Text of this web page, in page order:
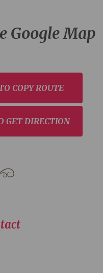
Google Map
COPY ROUTE
GET DIRECTION